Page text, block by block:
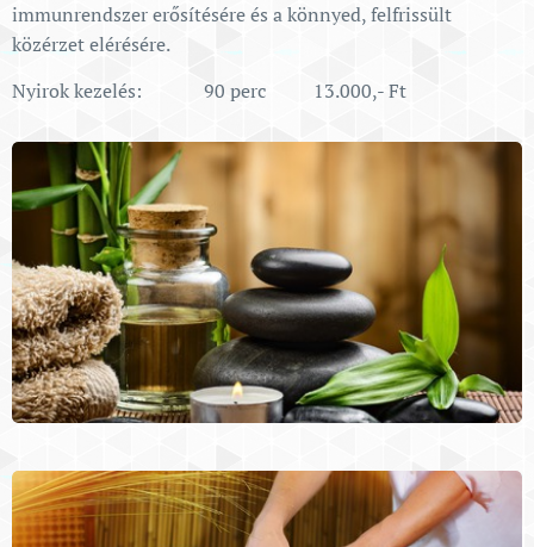
immunrendszer erősítésére és a könnyed, felfrissült
közérzet elérésére.
Nyirok kezelés: 90 perc 13.000,- Ft